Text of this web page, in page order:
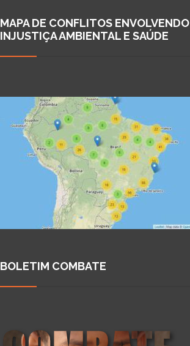
MAPA DE CONFLITOS ENVOLVENDO
INJUSTIÇA AMBIENTAL E SAÚDE
BOLETIM COMBATE